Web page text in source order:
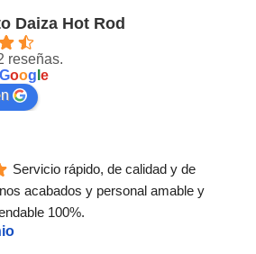
Daiza Hot Rod
reseñas.
Goog e
Servicio rápido, de calidad y de
acabados y personal amable y
100%.